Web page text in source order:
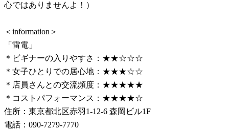
心ではありませんよ！）
＜information＞
「雷電」
＊ビギナーの入りやすさ：★★☆☆☆
＊女子ひとりでの居心地：★★★☆☆
＊店員さんとの交流頻度：★★★★★
＊コストパフォーマンス：★★★★☆
住所：東京都北区赤羽1-12-6 森岡ビル1F
電話：090-7279-7770